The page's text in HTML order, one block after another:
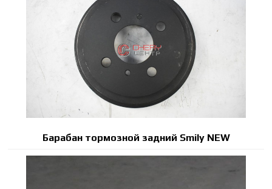
Барабан тормозной задний Smily NEW